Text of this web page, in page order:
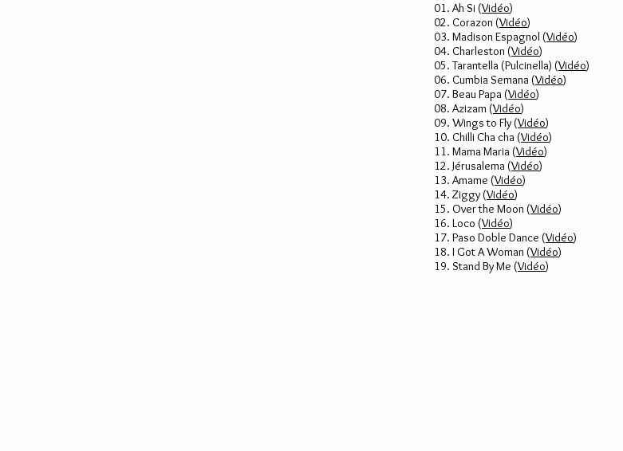
01. Ah Si (Vidéo)
02. Corazon (Vidéo)
03. Madison Espagnol (Vidéo)
04. Charleston (Vidéo)
05. Tarantella (Pulcinella) (Vidéo)
06. Cumbia Semana (Vidéo)
07. Beau Papa (Vidéo)
08. Azizam (Vidéo)
09. Wings to Fly (Vidéo)
10. Chilli Cha cha (Vidéo)
11. Mama Maria (Vidéo)
12. Jérusalema (Vidéo)
13. Amame (Vidéo)
14. Ziggy (Vidéo)
15. Over the Moon (Vidéo)
16. Loco (Vidéo)
17. Paso Doble Dance (Vidéo)
18. I Got A Woman (Vidéo)
19. Stand By Me (Vidéo)